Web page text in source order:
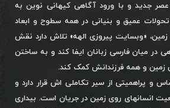
جدید و با ورود آگاهی کیهانی نوین به
عمیق و بنیانی در همه سطوح و ابعاد
زمین، «وبسایت پیروزی الهه» تلاش دارد نقش
در میان فارسی زبانان ایفا کند و به ساختن
زمین و همه فرزندانش کمک کند.
و پراهمیتی از سیر تکاملی اش قرار دارد و
انسانهای روی زمین در جریان است. بیداری